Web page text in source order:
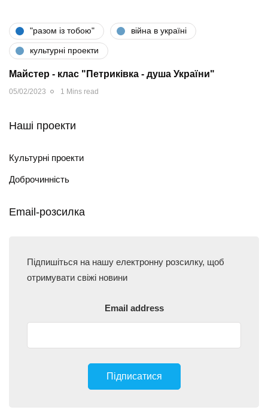
"разом iз тобою" війна в україні
культурні проекти
Майстер - клас "Петриківка - душа України"
05/02/2023 1 Mins read
Наші проекти
Культурні проекти
Доброчинність
Email-розсилка
Підпишіться на нашу електронну розсилку, щоб
отримувати свіжі новини
Email address